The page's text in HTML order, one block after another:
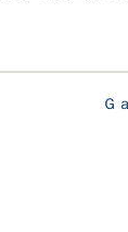
Ｇ